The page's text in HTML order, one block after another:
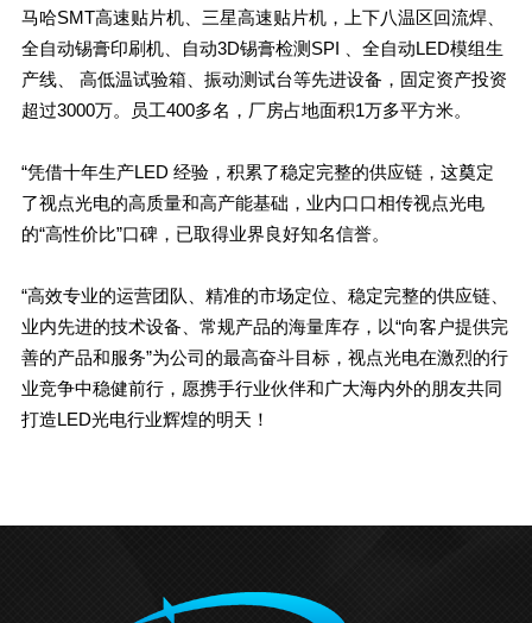
马哈SMT高速贴片机、三星高速贴片机，上下八温区回流焊、
全自动锡膏印刷机、自动3D锡膏检测SPI 、全自动LED模组生
产线、 高低温试验箱、振动测试台等先进设备，固定资产投资
超过3000万。员工400多名，厂房占地面积1万多平方米。
“凭借十年生产LED 经验，积累了稳定完整的供应链，这奠定
了视点光电的高质量和高产能基础，业内口口相传视点光电
的“高性价比”口碑，已取得业界良好知名信誉。
“高效专业的运营团队、精准的市场定位、稳定完整的供应链、
业内先进的技术设备、常规产品的海量库存，以“向客户提供完
善的产品和服务”为公司的最高奋斗目标，视点光电在激烈的行
业竞争中稳健前行，愿携手行业伙伴和广大海内外的朋友共同
打造LED光电行业辉煌的明天！